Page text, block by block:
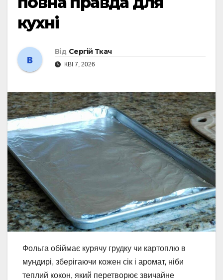
кухні
Від Сергій Ткач
КВІ 7, 2026
Фольга обіймає курячу грудку чи картоплю в
мундирі, зберігаючи кожен сік і аромат, ніби
теплий кокон, який перетворює звичайне